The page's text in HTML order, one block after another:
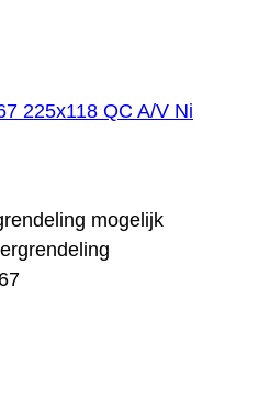
225x118 QC A/V Ni
mogelijk